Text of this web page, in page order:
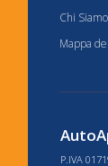
Chi Siamo
Mappa
P.IVA